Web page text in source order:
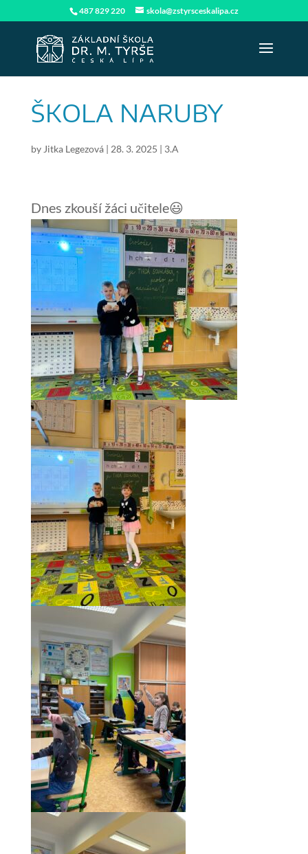
487 829 220 skola@zstyrsceskalipa.cz
ŠKOLA NARUBY
by Jitka Legezová| 28. 3. 2025 | 3.A
Dnes zkouší žáci učitele😃